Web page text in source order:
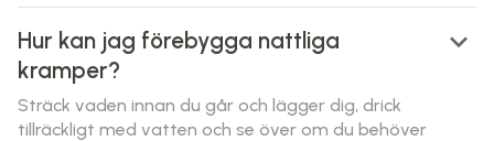
Hur kan jag förebygga nattliga
kramper?
keyboard_arrow_down
Sträck vaden innan du går och lägger dig, drick
tillräckligt med vatten och se över om du behöver